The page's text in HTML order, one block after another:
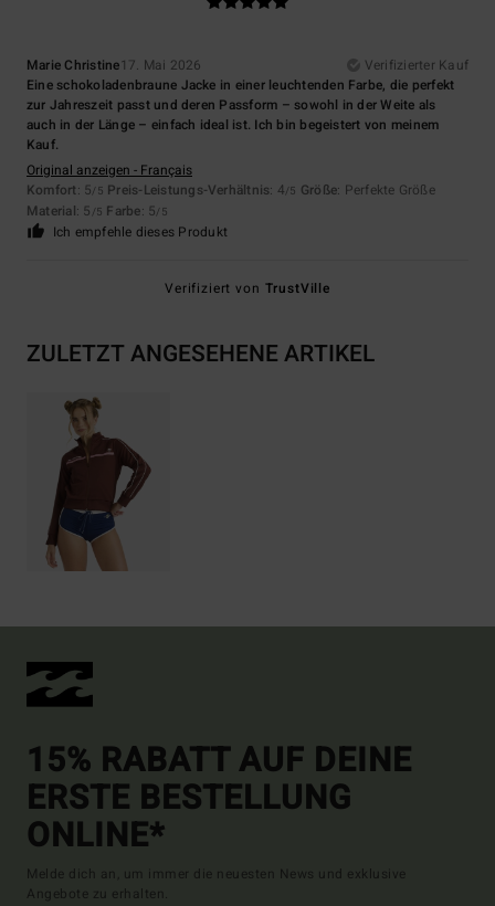
Marie Christine17. Mai 2026
Verifizierter Kauf
Eine schokoladenbraune Jacke in einer leuchtenden Farbe, die perfekt
zur Jahreszeit passt und deren Passform – sowohl in der Weite als
auch in der Länge – einfach ideal ist. Ich bin begeistert von meinem
Kauf.
Original anzeigen - Français
Komfort: 5/5 Preis-Leistungs-Verhältnis: 4/5 Größe: Perfekte Größe
Material: 5 /5 Farbe: 5/5
Ich empfehle dieses Produkt
Verifiziert von TrustVille
ZULETZT ANGESEHENE ARTIKEL
15% RABATT AUF DEINE
ERSTE BESTELLUNG
ONLINE*
Melde dich an, um immer die neuesten News und exklusive
Angebote zu erhalten.